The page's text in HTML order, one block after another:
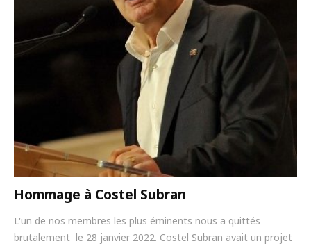
Hommage à Costel Subran
L'un de nos membres les plus éminents nous a quittés
brutalement le 28 janvier 2022. Costel Subran avait un projet